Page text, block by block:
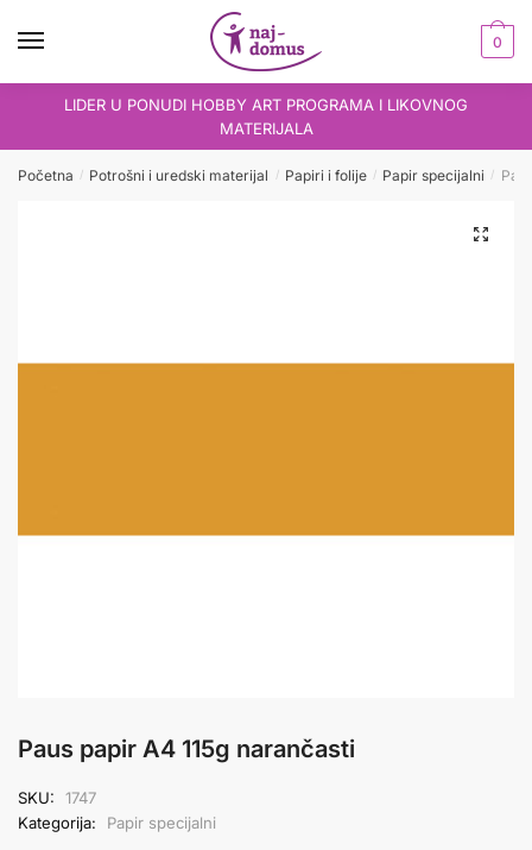
0
LIDER U PONUDI HOBBY ART PROGRAMA I LIKOVNOG
MATERIJALA
Početna / Potrošni i uredski materijal / Papiri i folije / Papir specijalni /
Paus papir A4 115g narančasti
SKU:
1747
Kategorija:
Papir specijalni